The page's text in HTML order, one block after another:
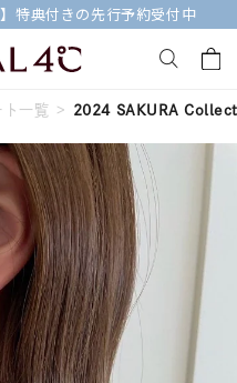
特典付きの先行予約受付中
キーワードで検索する
ックレス
#エタニティ
ト一覧 2024 SAKURA